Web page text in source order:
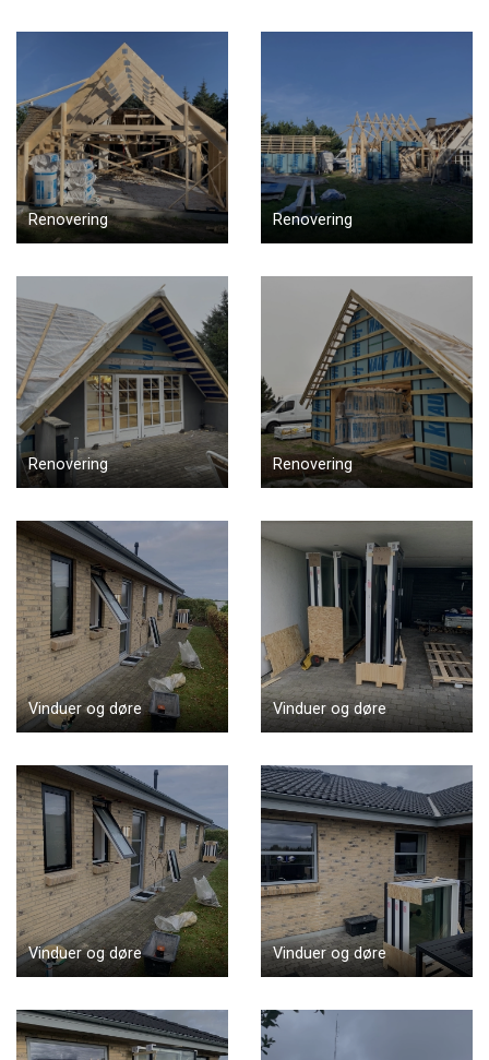
Renovering Renovering
Renovering Renovering
Vinduer og døre Vinduer og døre
Vinduer og døre Vinduer og døre